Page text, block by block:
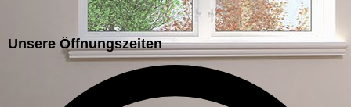
Unsere Öffnungszeiten